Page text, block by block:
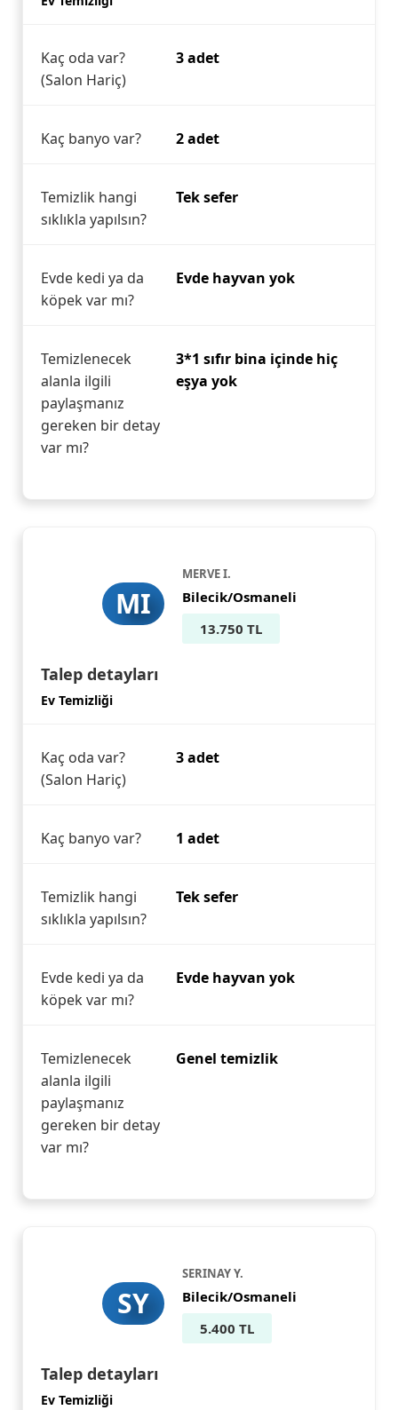
Kaç oda var?
(Salon Hariç)
3 adet
Kaç banyo var? 2 adet
Temizlik hangi
sıklıkla yapılsın?
Tek sefer
Evde kedi ya da
köpek var mı?
Evde hayvan yok
Temizlenecek
alanla ilgili
paylaşmanız
gereken bir detay
var mı?
3*1 sıfır bina içinde hiç
eşya yok
MI
MERVE I.
Bilecik/Osmaneli
13.750 TL
Talep detayları
Ev Temizliği
Kaç oda var?
(Salon Hariç)
3 adet
Kaç banyo var? 1 adet
Temizlik hangi
sıklıkla yapılsın?
Tek sefer
Evde kedi ya da
köpek var mı?
Evde hayvan yok
Temizlenecek
alanla ilgili
paylaşmanız
gereken bir detay
var mı?
Genel temizlik
SY
SERINAY Y.
Bilecik/Osmaneli
5.400 TL
Talep detayları
Ev Temizliği